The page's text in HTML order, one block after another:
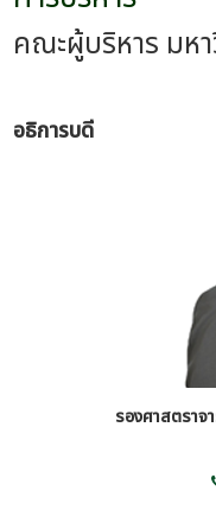
คณะผู้บริหาร มห
อธิการบดี
รองศาสตรา